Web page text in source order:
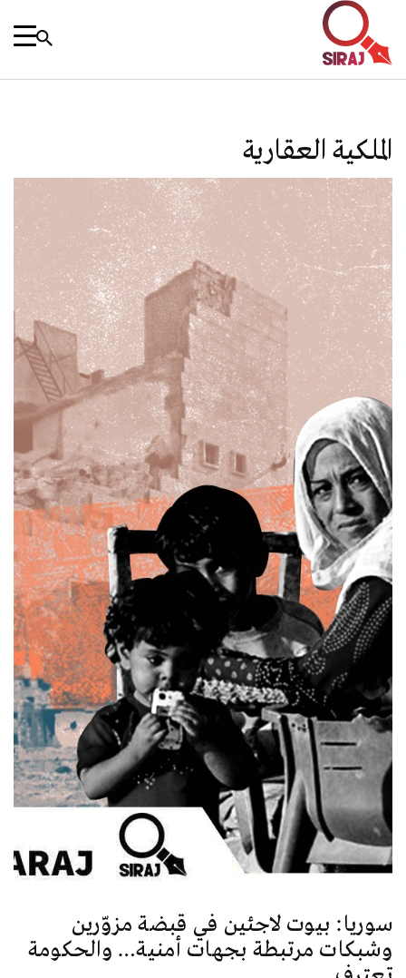
الملكية العقارية
سوريا: بيوت لاجئين في قبضة مزوّرين
وشبكات مرتبطة بجهات أمنية… والحكومة